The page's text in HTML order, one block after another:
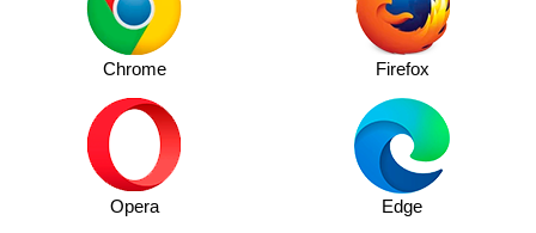
Chrome Firefox
Opera Edge